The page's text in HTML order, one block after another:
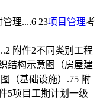
理....6 23项目管理考
附件2不同类别工程
结构示意图（房屋建
（基础设施）.75 附
5项目工期计划一级